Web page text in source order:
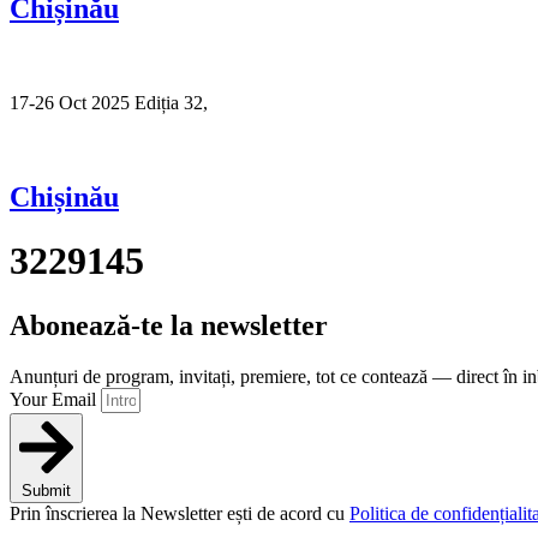
Chișinău
17-26 Oct 2025 Ediția 32,
Chișinău
3229145
Abonează-te la newsletter
Anunțuri de program, invitați, premiere, tot ce contează — direct în
Your Email
Submit
Prin înscrierea la Newsletter ești de acord cu Politica de